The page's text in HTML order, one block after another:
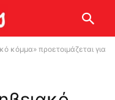
κόμμα» προετοιμάζεται για